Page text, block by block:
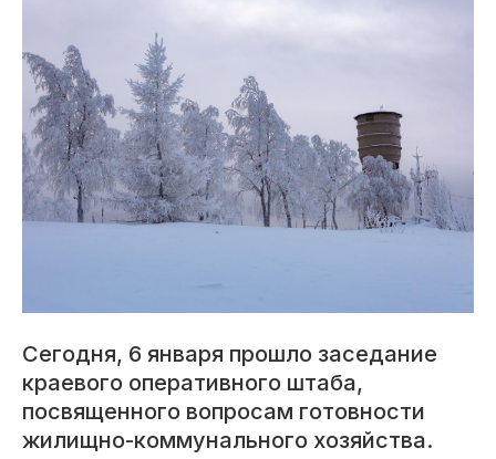
Сегодня, 6 января прошло заседание
краевого оперативного штаба,
посвященного вопросам готовности
жилищно-коммунального хозяйства.